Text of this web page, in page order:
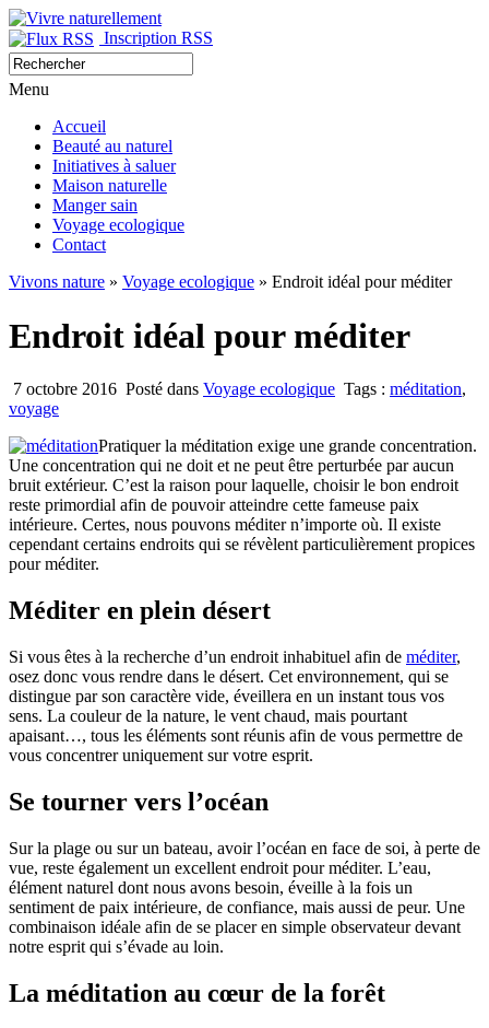
Inscription RSS
Menu
Accueil
Beauté au naturel
Initiatives à saluer
Maison naturelle
Manger sain
Voyage ecologique
Contact
Vivons nature » Voyage ecologique » Endroit idéal pour méditer
Endroit idéal pour méditer
7 octobre 2016 Posté dans Voyage ecologique Tags : méditation,
voyage
Pratiquer la méditation exige une grande concentration.
Une concentration qui ne doit et ne peut être perturbée par aucun
bruit extérieur. C’est la raison pour laquelle, choisir le bon endroit
reste primordial afin de pouvoir atteindre cette fameuse paix
intérieure. Certes, nous pouvons méditer n’importe où. Il existe
cependant certains endroits qui se révèlent particulièrement propices
pour méditer.
Méditer en plein désert
Si vous êtes à la recherche d’un endroit inhabituel afin de méditer,
osez donc vous rendre dans le désert. Cet environnement, qui se
distingue par son caractère vide, éveillera en un instant tous vos
sens. La couleur de la nature, le vent chaud, mais pourtant
apaisant…, tous les éléments sont réunis afin de vous permettre de
vous concentrer uniquement sur votre esprit.
Se tourner vers l’océan
Sur la plage ou sur un bateau, avoir l’océan en face de soi, à perte de
vue, reste également un excellent endroit pour méditer. L’eau,
élément naturel dont nous avons besoin, éveille à la fois un
sentiment de paix intérieure, de confiance, mais aussi de peur. Une
combinaison idéale afin de se placer en simple observateur devant
notre esprit qui s’évade au loin.
La méditation au cœur de la forêt